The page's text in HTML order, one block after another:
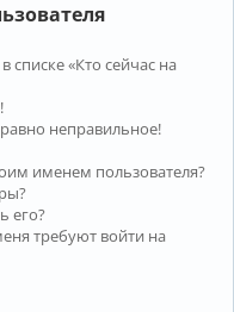
списке «Кто сейчас на
неправильное!
именем пользователя?
его?
требуют войти на